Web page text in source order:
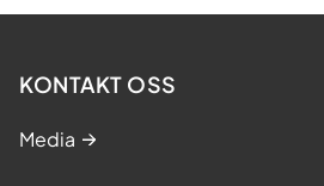
KONTAKT OSS
Media